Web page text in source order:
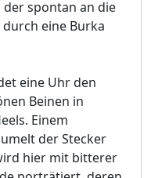
spontan an die
eine Burka
eine Uhr den
Beinen in
Einem
der Stecker
hier mit bitterer